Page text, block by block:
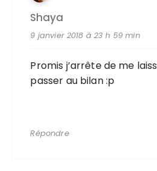
Shaya
9 janvier 2018 à 23 h 59 min
Promis j’arrête de me
passer au bilan :p
Répondre